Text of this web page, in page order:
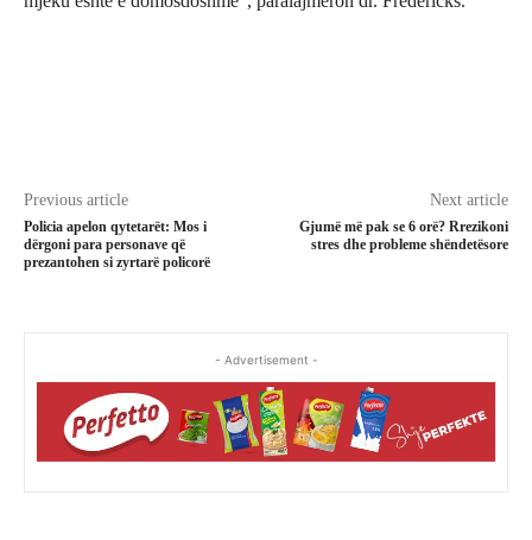
Previous article
Policia apelon qytetarët: Mos i
dërgoni para personave që
prezantohen si zyrtarë policorë
Next article
Gjumë më pak se 6 orë? Rrezikoni
stres dhe probleme shëndetësore
- Advertisement -